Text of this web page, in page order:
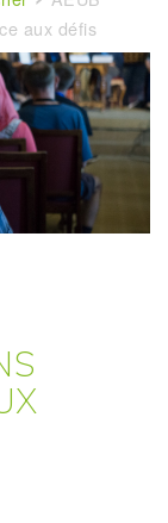
aux défis